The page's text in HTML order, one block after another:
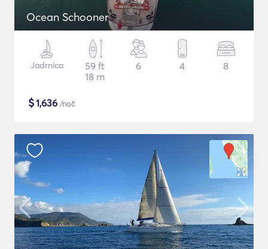
Ocean Schooner
Jadrnica
59 ft
18 m
6 4 8
$1,636 /noč